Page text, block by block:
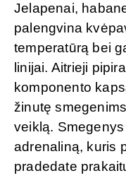
Jelapenai,
palengvina
temperatūrą bei
linijai. Aitrieji
komponento
žinutę
veiklą.
adrenaliną, kuris
pradedate